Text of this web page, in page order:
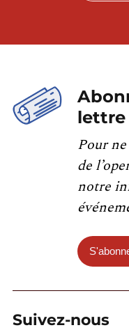
Pour
de
notre
Suivez-nous